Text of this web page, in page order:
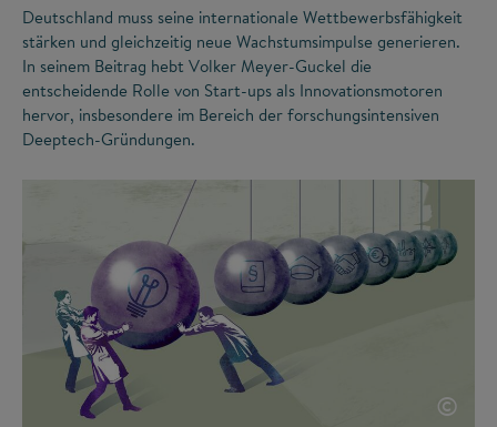
Deutschland muss seine internationale Wettbewerbsfähigkeit
stärken und gleichzeitig neue Wachstumsimpulse generieren.
In seinem Beitrag hebt Volker Meyer-Guckel die
entscheidende Rolle von Start-ups als Innovationsmotoren
hervor, insbesondere im Bereich der forschungsintensiven
Deeptech-Gründungen.
©